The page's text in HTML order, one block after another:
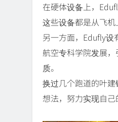
在硬体设备上，
这些设备都是从飞
另一方面，Edufly设
航空专科学院发展
质。
换过几个跑道的叶
想法，努力实现自己